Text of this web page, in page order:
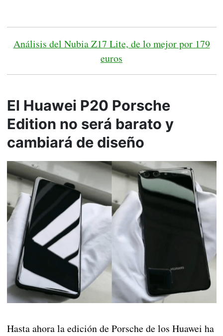
Análisis del Nubia Z17 Lite, de lo mejor por 179
euros
El Huawei P20 Porsche
Edition no será barato y
cambiará de diseño
Hasta ahora la edición de Porsche de los Huawei ha